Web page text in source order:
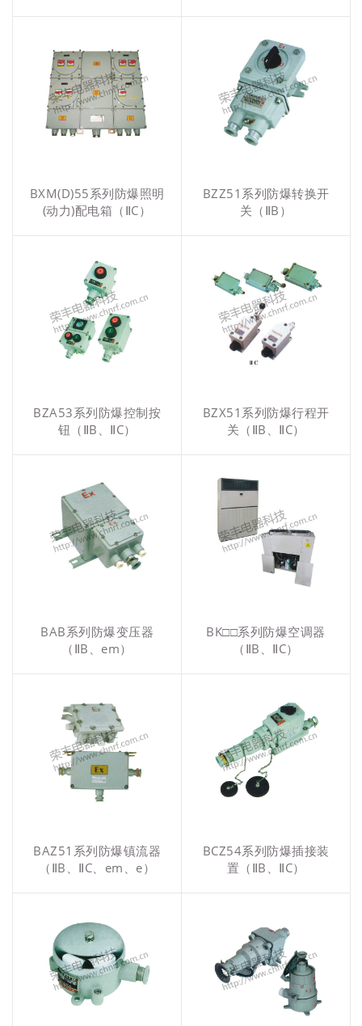
BXM(D)55系列防爆照明
(动力)配电箱（ⅡC）
BZZ51系列防爆转换开
关（ⅡB）
BZA53系列防爆控制按
钮（ⅡB、ⅡC）
BZX51系列防爆行程开
关（ⅡB、ⅡC）
BAB系列防爆变压器
（ⅡB、em）
BK□□系列防爆空调器
（ⅡB、ⅡC）
BAZ51系列防爆镇流器
（ⅡB、ⅡC、em、e）
BCZ54系列防爆插接装
置（ⅡB、ⅡC）